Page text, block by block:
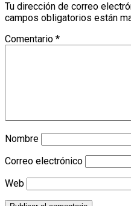
Tu dirección de correo
campos obligatorios están
Comentario *
Nombre
Correo electrónico
Web